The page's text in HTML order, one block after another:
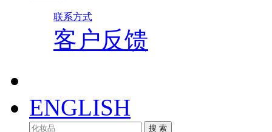
联系方式
客户反馈
ENGLISH